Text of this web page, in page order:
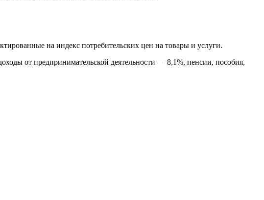
на индекс потребительских цен на товары и услуги.
от предпринимательской деятельности — 8,1%, пенсии, пособия,